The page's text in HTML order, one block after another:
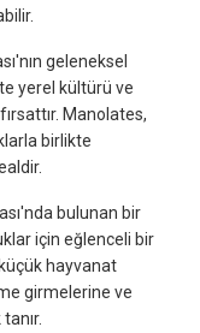
geleneksel
yerel kültürü ve
Manolates,
birlikte
bulunan bir
için eğlenceli bir
hayvanat
girmelerine ve